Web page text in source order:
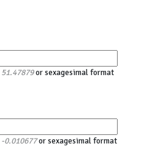
51.47879or sexagesimal format
-0.010677or sexagesimal format